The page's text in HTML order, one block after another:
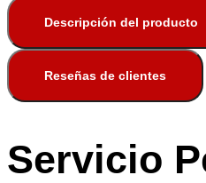
Descripción del producto
Reseñas de clientes
Servicio